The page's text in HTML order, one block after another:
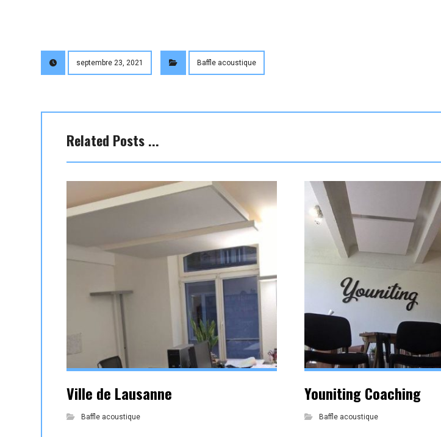
septembre 23, 2021 Baffle acoustique
Related Posts ...
Ville de Lausanne
Baffle acoustique
Youniting Coaching
Baffle acoustique